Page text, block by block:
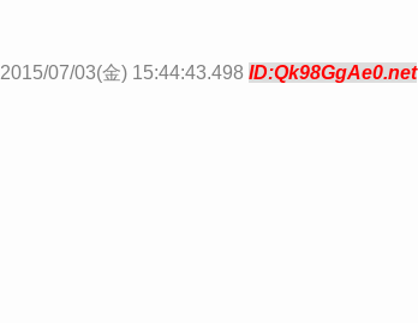
2015/07/03(金) 15:44:43.498 ID:Qk98GgAe0.net